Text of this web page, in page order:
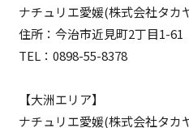
ナチュリエ愛媛(株式会社タカ
住所：今治市近見町2丁目1-61
TEL： 0898-55-8378
【大洲エリア】
ナチュリエ愛媛(株式会社タカ